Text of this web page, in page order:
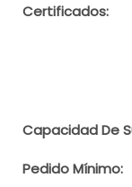
Certificados:
Capacidad De
Pedido Mínimo: